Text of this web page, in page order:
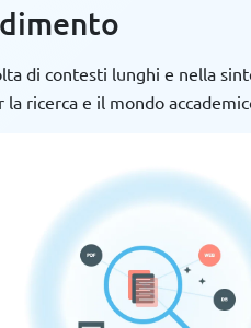
di contesti lunghi e nella
ricerca e il mondo